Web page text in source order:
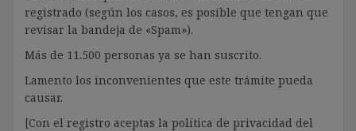
registrado (según los casos, es posible que tengan que
revisar la bandeja de «Spam»).
Más de 11.500 personas ya se han suscrito.
Lamento los inconvenientes que este trámite pueda
causar.
[Con el registro aceptas la política de privacidad del